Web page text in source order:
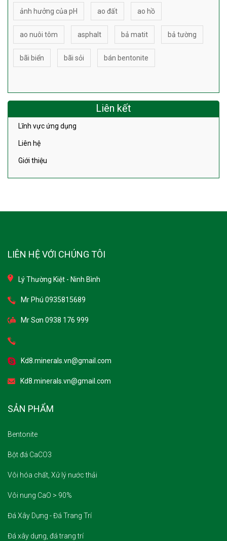
ao nuôi tôm asphalt bả matit
bãi biển bãi sỏi bán bentonite
Liên kết
Liên hệ
Giới thiệu
Mr Phú 0935815689
Mr Sơn 0938 176 999
Kd8.minerals.vn@gmail.com
Bột đá CaCO3
Vôi hóa chất, Xử lý nước thải
Vôi nung CaO > 90%
Đá Xây Dựng - Đá Trang Trí
Đá xây dựng, đá trang trí